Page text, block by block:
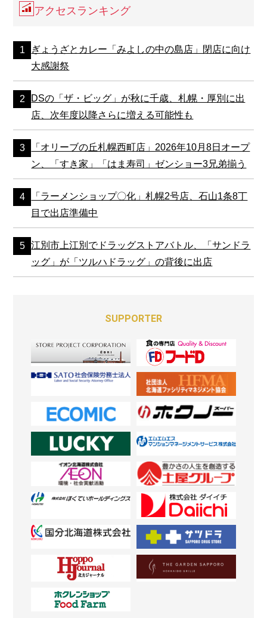
アクセスランキング
ぎょうざとカレー「みよしの中の島店」閉店に向け
大感謝祭
DSの「ザ・ビッグ」が秋に千歳、札幌・厚別に出
店、次年度以降さらに増える可能性も
「オリーブの丘札幌西町店」2026年10月8日オープ
ン、「すき家」「はま寿司」ゼンショー3兄弟揃う
「ラーメンショップ〇化」札幌2号店、石山1条8丁
目で出店準備中
江別市上江別でドラッグストアバトル、「サンドラ
ッグ」が「ツルハドラッグ」の背後に出店
SUPPORTER